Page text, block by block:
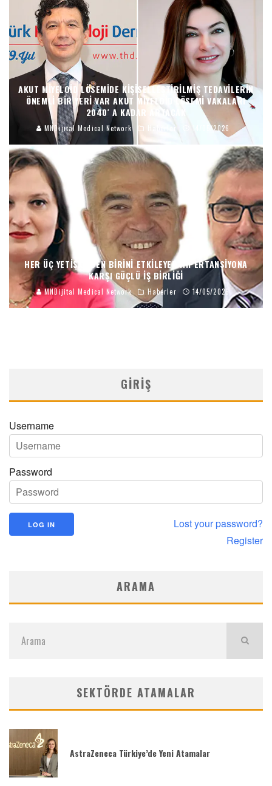
AKUT MIYELOID LÖSEMIDE KIŞISELLEŞTIRILMIŞ TEDAVILERIN
ÖNEMLI BIR YERI VAR AKUT MIYELOID LÖSEMI VAKALARI
2040′ A KADAR ARTACAK
MNDijital Medical Network Haberler 14/05/2026
HER ÜÇ YETIŞKINDEN BIRINI ETKILEYEN HIPERTANSIYONA
KARŞI GÜÇLÜ İŞ BIRLIĞI
MNDijital Medical Network Haberler 14/05/2026
GIRIŞ
Username
Password
Lost your password?
Register
ARAMA
SEKTÖRDE ATAMALAR
AstraZeneca Türkiye’de Yeni Atamalar